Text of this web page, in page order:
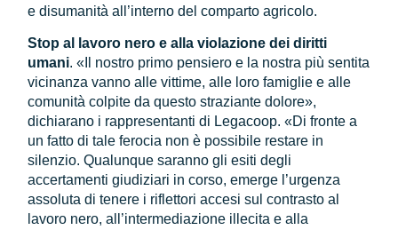
e disumanità all’interno del comparto agricolo.
Stop al lavoro nero e alla violazione dei diritti
umani. «Il nostro primo pensiero e la nostra più sentita
vicinanza vanno alle vittime, alle loro famiglie e alle
comunità colpite da questo straziante dolore»,
dichiarano i rappresentanti di Legacoop. «Di fronte a
un fatto di tale ferocia non è possibile restare in
silenzio. Qualunque saranno gli esiti degli
accertamenti giudiziari in corso, emerge l’urgenza
assoluta di tenere i riflettori accesi sul contrasto al
lavoro nero, all’intermediazione illecita e alla